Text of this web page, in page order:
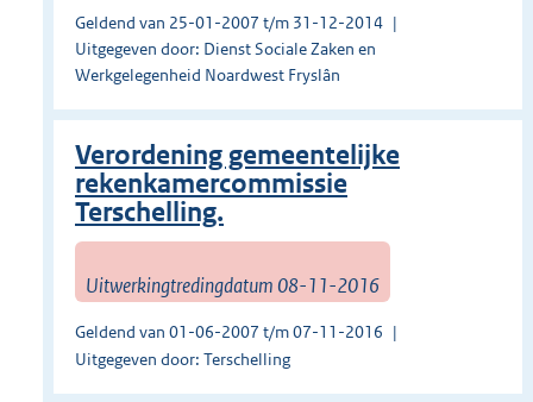
Geldend van 25-01-2007 t/m 31-12-2014
Uitgegeven door: Dienst Sociale Zaken en
Werkgelegenheid Noardwest Fryslân
Verordening gemeentelijke
rekenkamercommissie
Terschelling.
Uitwerkingtredingdatum 08-11-2016
Geldend van 01-06-2007 t/m 07-11-2016
Uitgegeven door: Terschelling